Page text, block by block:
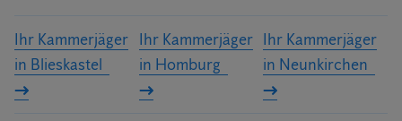
Ihr Kammerjäger
in Blieskastel
Ihr Kammerjäger
in Homburg
Ihr Kammerjäger
in Neunkirchen